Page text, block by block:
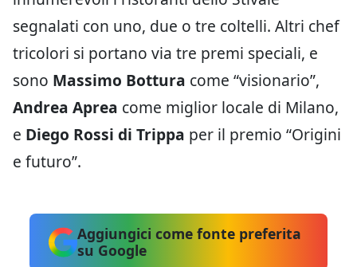
segnalati con uno, due o tre coltelli. Altri chef
tricolori si portano via tre premi speciali, e
sono Massimo Bottura come “visionario”,
Andrea Aprea come miglior locale di Milano,
e Diego Rossi di Trippa per il premio “Origini
e futuro”.
Aggiungici come fonte preferita
su Google